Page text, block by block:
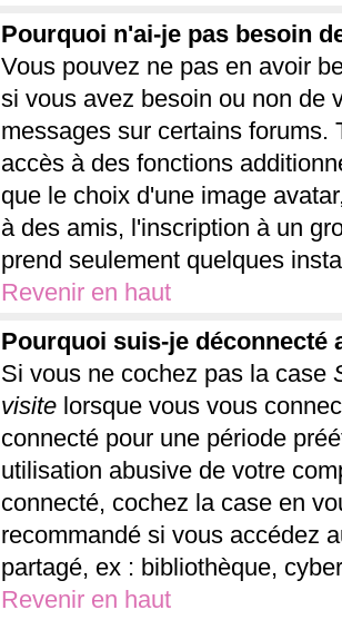
Pourquoi n'ai-je pas besoin
Vous pouvez ne pas en avoir
si vous avez besoin ou non de
messages sur certains forums.
accès à des fonctions
que le choix d'une image
à des amis, l'inscription à un
prend seulement quelques
Revenir en haut
Pourquoi suis-je déconnecté
Si vous ne cochez pas la case
visitelorsque vous vous
connecté pour une période
utilisation abusive de votre
connecté, cochez la case en
recommandé si vous accédez
partagé, ex : bibliothèque,
Revenir en haut